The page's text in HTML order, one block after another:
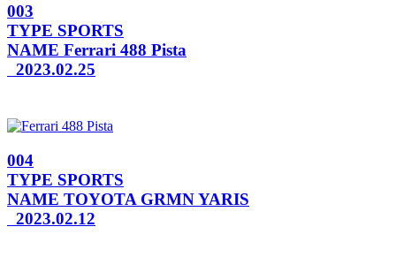
003
TYPE SPORTS
NAME Ferrari 488 Pista
2023.02.25
004
TYPE SPORTS
NAME TOYOTA GRMN YARIS
2023.02.12